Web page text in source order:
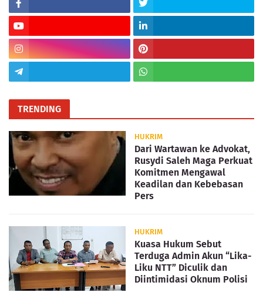
TRENDING
HUKRIM
Dari Wartawan ke Advokat,
Rusydi Saleh Maga Perkuat
Komitmen Mengawal
Keadilan dan Kebebasan
Pers
HUKRIM
Kuasa Hukum Sebut
Terduga Admin Akun “Lika-
Liku NTT” Diculik dan
Diintimidasi Oknum Polisi